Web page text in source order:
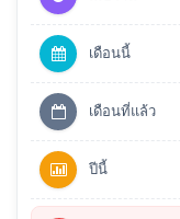
เดือนนี้
เดือนที่แล้ว
ปีนี้